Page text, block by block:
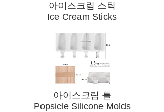
​아이스크림 스틱
Ice Cream Sticks
​아이스크림 틀
Popsicle Silicone Molds